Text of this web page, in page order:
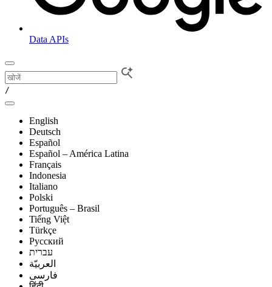
Data APIs
/
English
Deutsch
Español
Español – América Latina
Français
Indonesia
Italiano
Polski
Português – Brasil
Tiếng Việt
Türkçe
Русский
עברית
العربيّة
فارسی